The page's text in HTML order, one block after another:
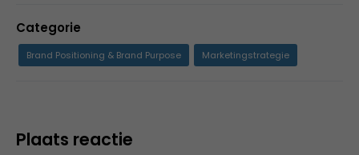
Categorie
Brand Positioning & Brand Purpose Marketingstrategie
Plaats reactie